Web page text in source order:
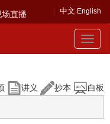
中文 English
场直播
Toggle
讲义 抄本 白板